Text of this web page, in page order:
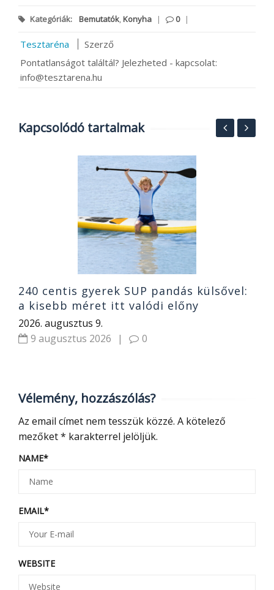
Kategóriák: Bemutatók,Konyha | 0 |
Tesztaréna
Szerző
Pontatlanságot találtál? Jelezheted - kapcsolat:
info@tesztarena.hu
Kapcsolódó tartalmak
240 centis gyerek SUP pandás külsővel:
a kisebb méret itt valódi előny
2026. augusztus 9.
9 augusztus 2026
| 0
Vélemény, hozzászólás?
Az email címet nem tesszük közzé. A kötelező
mezőket* karakterrel jelöljük.
NAME*
EMAIL*
WEBSITE